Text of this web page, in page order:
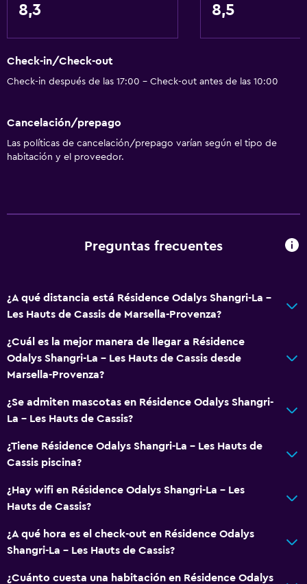
Comedor
Baño
Bañera al aire libre
Accesibilidad
Para no fumadores
Lavabo bajo
Inodoro con barras de apoyo
Actividades
Senderismo
Pesca
Canotaje
Ciclismo
Paseos a caballo
Ideal para familias
Cuna/cama nido disponibles
8,3 8,5
Check-in/Check-out
Check-in después de las 17:00 - Check-out antes de las 10:00
Cancelación/prepago
Las políticas de cancelación/prepago varían según el tipo de
habitación y el proveedor.
Preguntas frecuentes
¿A qué distancia está Résidence Odalys Shangri-La -
Les Hauts de Cassis de Marsella-Provenza?
¿Cuál es la mejor manera de llegar a Résidence
Odalys Shangri-La - Les Hauts de Cassis desde
Marsella-Provenza?
¿Se admiten mascotas en Résidence Odalys Shangri-
La - Les Hauts de Cassis?
¿Tiene Résidence Odalys Shangri-La - Les Hauts de
Cassis piscina?
¿Hay wifi en Résidence Odalys Shangri-La - Les
Hauts de Cassis?
¿A qué hora es el check-out en Résidence Odalys
Shangri-La - Les Hauts de Cassis?
¿Cuánto cuesta una habitación en Résidence Odalys